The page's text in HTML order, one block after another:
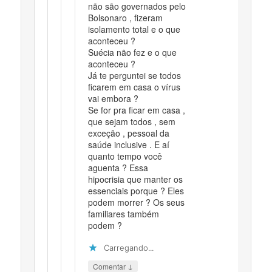
não são governados pelo
Bolsonaro , fizeram
isolamento total e o que
aconteceu ?
Suécia não fez e o que
aconteceu ?
Já te perguntei se todos
ficarem em casa o vírus
vai embora ?
Se for pra ficar em casa ,
que sejam todos , sem
exceção , pessoal da
saúde inclusive . E aí
quanto tempo você
aguenta ? Essa
hipocrisia que manter os
essenciais porque ? Eles
podem morrer ? Os seus
familiares também
podem ?
Carregando...
Comentar ↓